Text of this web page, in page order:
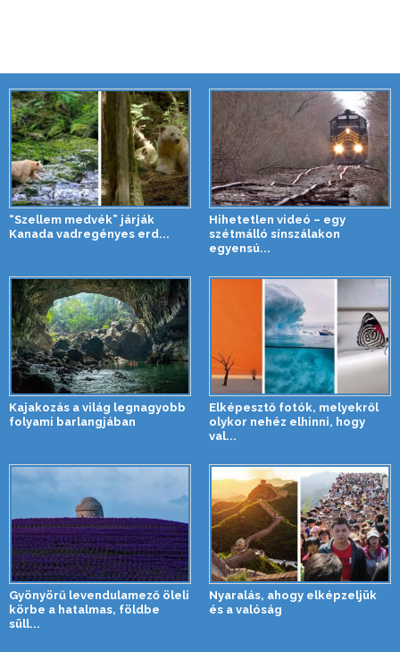
“Szellem medvék” járják
Kanada vadregényes erd...
Hihetetlen videó – egy
szétmálló sínszálakon
egyensú...
Kajakozás a világ legnagyobb
folyami barlangjában
Elképesztő fotók, melyekről
olykor nehéz elhinni, hogy
val...
Gyönyörű levendulamező öleli
körbe a hatalmas, földbe
süll...
Nyaralás, ahogy elképzeljük
és a valóság